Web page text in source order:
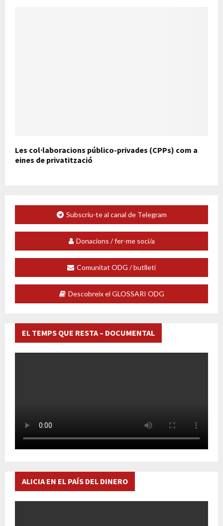
Les col·laboracions público-privades (CPPs) com a
eines de privatització
Subscriu-te al canal de Telegram
Donacions / fer-me soci/a
Comunitat ODG / butlletí
Descobreix el GLOSSARI ODG
EL TEMPS QUE RESTA – DOCUMENTAL
ALICIA EN EL PAÍS DEL DINERO